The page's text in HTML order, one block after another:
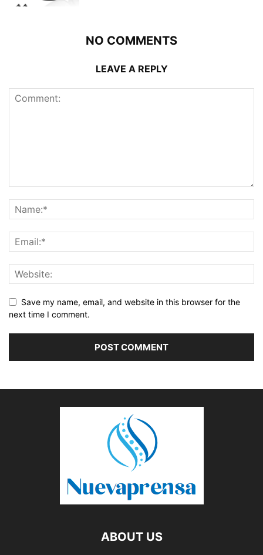
NO COMMENTS
LEAVE A REPLY
Save my name, email, and website in this browser for the
next time I comment.
ABOUT US